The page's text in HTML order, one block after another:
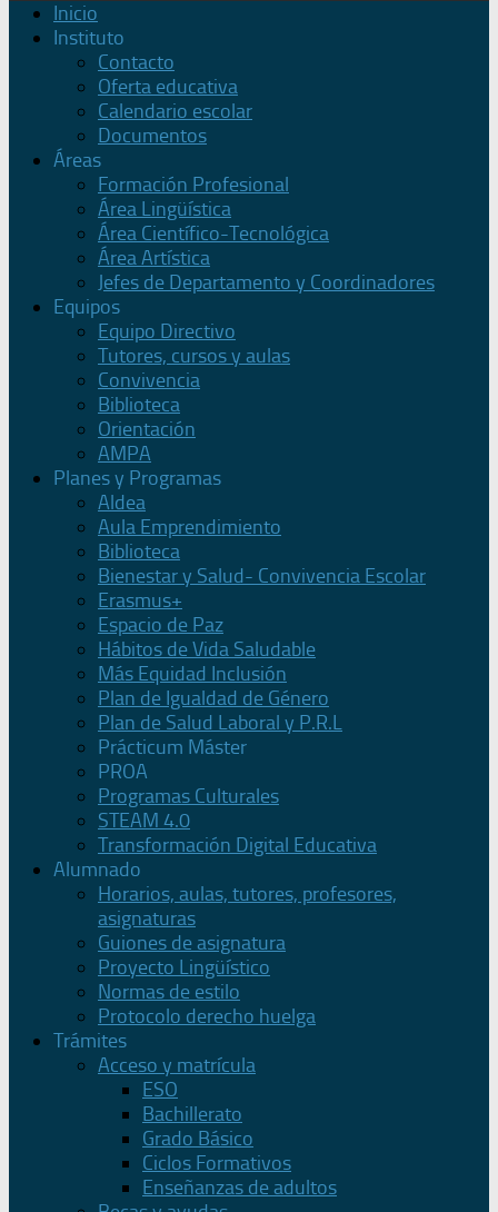
Inicio
Instituto
Contacto
Oferta educativa
Calendario escolar
Documentos
Áreas
Formación Profesional
Área Lingüística
Área Científico-Tecnológica
Área Artística
Jefes de Departamento y Coordinadores
Equipos
Equipo Directivo
Tutores, cursos y aulas
Convivencia
Biblioteca
Orientación
AMPA
Planes y Programas
Aldea
Aula Emprendimiento
Biblioteca
Bienestar y Salud- Convivencia Escolar
Erasmus+
Espacio de Paz
Hábitos de Vida Saludable
Más Equidad Inclusión
Plan de Igualdad de Género
Plan de Salud Laboral y P.R.L
Prácticum Máster
PROA
Programas Culturales
STEAM 4.0
Transformación Digital Educativa
Alumnado
Horarios, aulas, tutores, profesores,
asignaturas
Guiones de asignatura
Proyecto Lingüístico
Normas de estilo
Protocolo derecho huelga
Trámites
Acceso y matrícula
ESO
Bachillerato
Grado Básico
Ciclos Formativos
Enseñanzas de adultos